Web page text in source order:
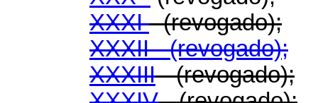
XXXI- (revogado);
XXXII - (revogado);
XXXIII- (revogado);